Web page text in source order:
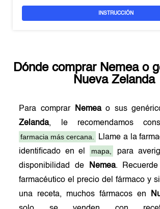
INSTRUCCIÓN
Dónde comprar Nemeao
Nueva Zelanda
Para comprar Nemeao sus
Zelanda, le recomendamos
farmacia más cercana.
Llame a la
identificado en el
mapa,
para
disponibilidad de
Nemea.
farmacéutico el precio del fármaco y
una receta, muchos fármacos en